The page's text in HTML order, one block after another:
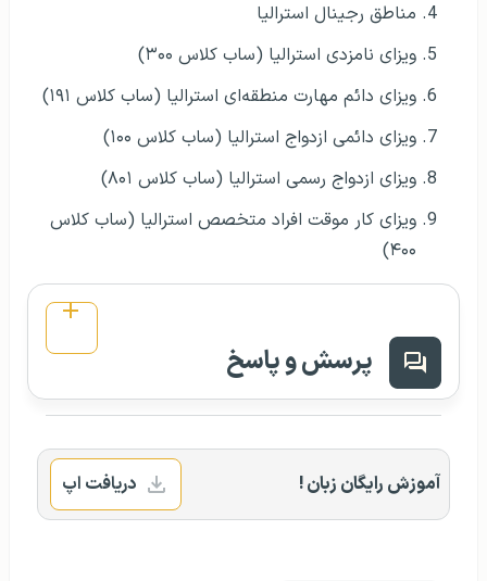
مناطق رجینال استرالیا
ویزای نامزدی استرالیا (ساب کلاس ۳۰۰)
ویزای دائم مهارت منطقه‌ای استرالیا (ساب کلاس ۱۹۱)
ویزای دائمی ازدواج استرالیا (ساب کلاس ۱۰۰)
ویزای ازدواج رسمی استرالیا (ساب کلاس ۸۰۱)
ویزای کار موقت افراد متخصص استرالیا (ساب کلاس
۴۰۰)
پرسش و پاسخ
آموزش رایگان زبان ! دریافت اپ